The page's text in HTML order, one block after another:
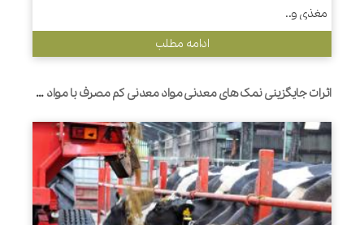
مغذی و..
ادامه مطلب
اثرات جایگزینی نمک های معدنی مواد معدنی کم مصرف با مواد معدنی آلی در جیره های قبل و بعد از زایمان بر رفتار تغذیه، تخمیر شکمبه و عملکرد گاوهای شیری